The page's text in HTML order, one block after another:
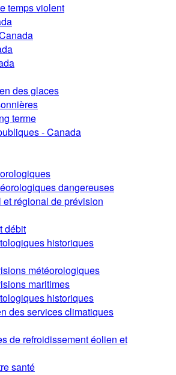
temps violent
des glaces
terme
- Canada
dangereuses
régional de prévision
débit
historiques
météorologiques
maritimes
historiques
des services climatiques
de refroidissement éolien et
santé